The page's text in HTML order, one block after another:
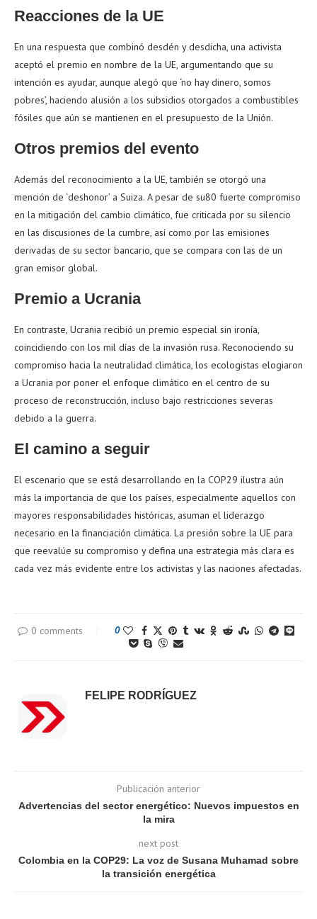
Reacciones de la UE
En una respuesta que combinó desdén y desdicha, una activista
aceptó el premio en nombre de la UE, argumentando que su
intención es ayudar, aunque alegó que ‘no hay dinero, somos
pobres’, haciendo alusión a los subsidios otorgados a combustibles
fósiles que aún se mantienen en el presupuesto de la Unión.
Otros premios del evento
Además del reconocimiento a la UE, también se otorgó una
mención de ‘deshonor’ a Suiza. A pesar de su80 fuerte compromiso
en la mitigación del cambio climático, fue criticada por su silencio
en las discusiones de la cumbre, así como por las emisiones
derivadas de su sector bancario, que se compara con las de un
gran emisor global.
Premio a Ucrania
En contraste, Ucrania recibió un premio especial sin ironía,
coincidiendo con los mil días de la invasión rusa. Reconociendo su
compromiso hacia la neutralidad climática, los ecologistas elogiaron
a Ucrania por poner el enfoque climático en el centro de su
proceso de reconstrucción, incluso bajo restricciones severas
debido a la guerra.
El camino a seguir
El escenario que se está desarrollando en la COP29 ilustra aún
más la importancia de que los países, especialmente aquellos con
mayores responsabilidades históricas, asuman el liderazgo
necesario en la financiación climática. La presión sobre la UE para
que reevalúe su compromiso y defina una estrategia más clara es
cada vez más evidente entre los activistas y las naciones afectadas.
0 comments 0
FELIPE RODRÍGUEZ
Publicación anterior
Advertencias del sector energético: Nuevos impuestos en
la mira
next post
Colombia en la COP29: La voz de Susana Muhamad sobre
la transición energética